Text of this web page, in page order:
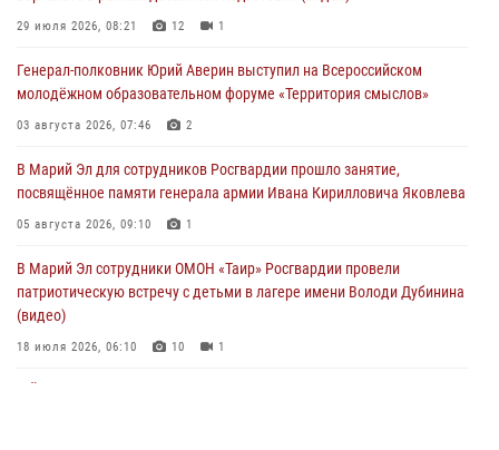
посвящённое памяти генерала армии Ивана Кирилловича Яковлева
В детском оздоровительном лагере «Лесная сказка» Республики
Марий Эл прошла акция «Каникулы с Росгвардией»
Сотрудники Центра лицензионно-разрешительной работы
Управления Росгвардии по Республике Марий Эл приняли участие в
04 августа 2026, 06:46
29 июля 2026, 08:21 12 1
Генерал-полковник Юрий Аверин выступил на Всероссийском
молодёжном образовательном форуме «Территория смыслов»
03 августа 2026, 07:46 2
В Марий Эл для сотрудников Росгвардии прошло занятие,
посвящённое памяти генерала армии Ивана Кирилловича Яковлева
05 августа 2026, 09:10 1
В Марий Эл сотрудники ОМОН «Таир» Росгвардии провели
патриотическую встречу с детьми в лагере имени Володи Дубинина
(видео)
18 июля 2026, 06:10 10 1